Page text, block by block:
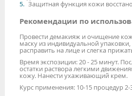
Защитная функция кожи
Рекомендации по
Провести демакияж и очищение
маску из индивидуальной упаковки,
расправить на лице и слегка
Время экспозиции: 20 - 25 минут.
остатки раствора легкими
кожу. Нанести ухаживающий крем.
Курс применения: 10-15 процедур 2-